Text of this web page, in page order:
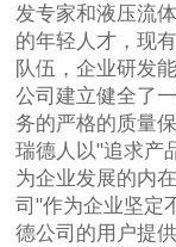
发专家和液压流
的年轻人才，现
队伍，企业研发
公司建立健全了
务的严格的质量
瑞德人以"追求产
为企业发展的内
司"作为企业坚定
德公司的用户提